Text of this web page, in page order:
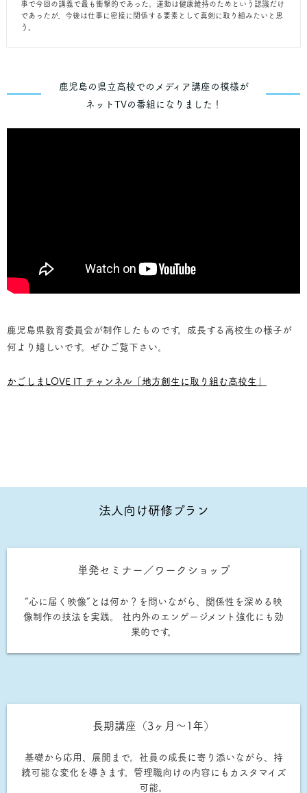
事で今回の講義で最も衝撃的であった。運動は健康維持のためという認識だけ
であったが、今後は仕事に密接に関係する要素として真剣に取り組みたいと思
う。
鹿児島の県立高校でのメディア講座の模様が
ネットTVの番組になりました！
鹿児島県教育委員会が制作したものです。 成長する高校生の様子が
何より嬉しいです。ぜひご覧下さい。
かごしまLOVE IT チャンネル「地方創生に取り組む高校生」
法人向け研修プラン
単発セミナー／ワークショップ
“心に届く映像”とは何か？を問いながら、関係性を深める映
像制作の技法を実践。 社内外のエンゲージメント強化にも効
果的です。
長期講座（3ヶ月〜1年）
基礎から応用、展開まで。社員の成長に寄り添いながら、持
続可能な変化を導きます。管理職向けの内容にもカスタマイズ
可能。